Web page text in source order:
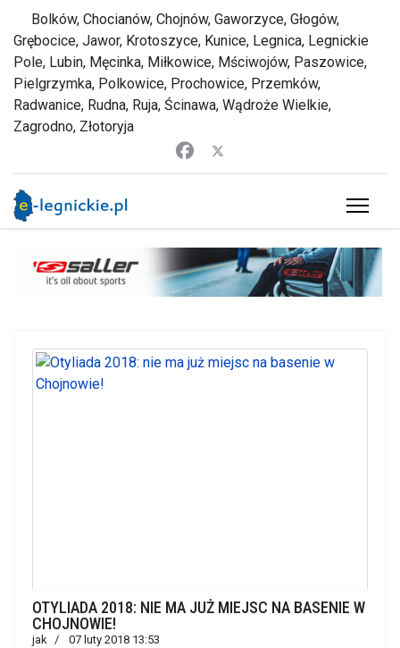
Bolków, Chocianów, Chojnów, Gaworzyce, Głogów,
Grębocice, Jawor, Krotoszyce, Kunice, Legnica, Legnickie
Pole, Lubin, Męcinka, Miłkowice, Mściwojów, Paszowice,
Pielgrzymka, Polkowice, Prochowice, Przemków,
Radwanice, Rudna, Ruja, Ścinawa, Wądroże Wielkie,
Zagrodno, Złotoryja
OTYLIADA 2018: NIE MA JUŻ MIEJSC NA BASENIE W
CHOJNOWIE!
jak 07 luty 2018 13:53